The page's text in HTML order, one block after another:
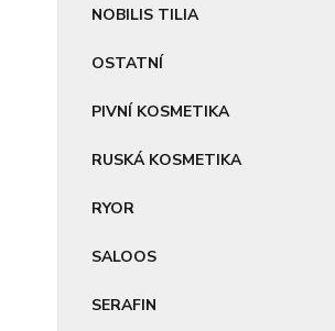
NOBILIS TILIA
OSTATNÍ
PIVNÍ KOSMETIKA
RUSKÁ KOSMETIKA
RYOR
SALOOS
SERAFIN